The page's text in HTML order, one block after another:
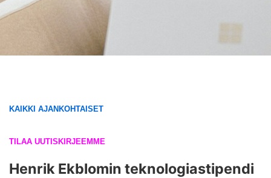
KAIKKI AJANKOHTAISET
TILAA UUTISKIRJEEMME
Henrik Ekblomin teknologiastipendi